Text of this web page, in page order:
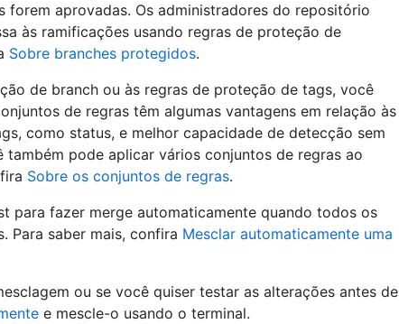
forem aprovadas. Os administradores do repositório
às ramificações usando regras de proteção de
Sobre branches protegidos.
de branch ou às regras de proteção de tags, você
de regras têm algumas vantagens em relação às
como status, e melhor capacidade de detecção sem
também pode aplicar vários conjuntos de regras ao
Sobre os conjuntos de regras.
para fazer merge automaticamente quando todos os
Para saber mais, confira Mesclar automaticamente uma
ou se você quiser testar as alterações antes de
e mescle-o usando o terminal.